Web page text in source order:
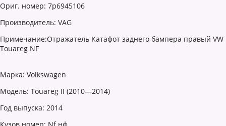
Ориг. номер: 7p6945106
Производитель: VAG
Примечание:Отражатель Катафот заднего бампера правый VW
Touareg NF
Марка: Volkswagen
Модель: Touareg II (2010—2014)
Год выпуска: 2014